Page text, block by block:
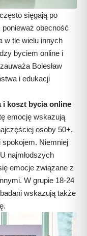
sięgają po
obecność
w tle wielu innych
byciem online i
Bolesław
i edukacji
i koszt bycia online
emocję wskazują
osoby 50+.
Niemniej
najmłodszych
emocje związane z
W grupie 18-24
wskazują także